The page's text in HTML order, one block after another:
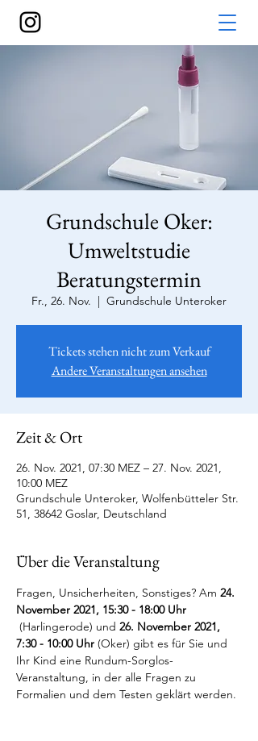
Grundschule Oker:
Umweltstudie
Beratungstermin
Fr., 26. Nov.
  |
Grundschule Unteroker
Tickets stehen nicht zum Verkauf
Andere Veranstaltungen ansehen
Zeit & Ort
26. Nov. 2021, 07:30 MEZ – 27. Nov. 2021,
10:00 MEZ
Grundschule Unteroker, Wolfenbütteler Str.
51, 38642 Goslar, Deutschland
Über die Veranstaltung
Fragen, Unsicherheiten, Sonstiges? Am 24.
November 2021, 15:30 - 18:00 Uhr
(Harlingerode) und 26. November 2021,
7:30 - 10:00 Uhr (Oker) gibt es für Sie und
Ihr Kind eine Rundum-Sorglos-
Veranstaltung, in der alle Fragen zu
Formalien und dem Testen geklärt werden.